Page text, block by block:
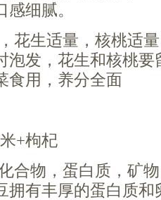
细腻。
花生适量，核桃适
泡发，花生和核桃
食用，养分全面
+枸杞
合物，蛋白质，矿
拥有丰厚的蛋白质